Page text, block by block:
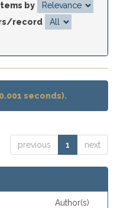
by
record
seconds).
previous 1 next
Author(s)